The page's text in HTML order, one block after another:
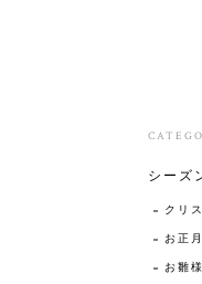
シーズ
クリ
お正月
お雛様